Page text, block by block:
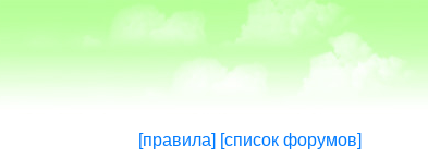
[правила] [список форумов]